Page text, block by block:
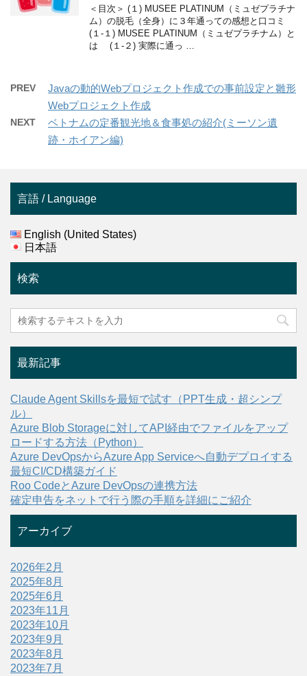
＜目次＞ (１) MUSEE PLATINUM（ミュゼプラチナ
ム）の脱毛（全身）に３年通っての感想と口コミ
(１-１) MUSEE PLATINUM（ミュゼプラチナム）と
は (１-２) 実際に通っ …
PREV
Javaの動的Webプロジェクト作成での事前設定と雛形
Webプロジェクト作成
NEXT
ベトナムの定番観光地＆食事処の紹介(ミーソン遺
跡・ホイアン編)
言語 / Language
English (United States)
日本語
検索
最新記事
Claude Agent Skillsを最短で試す（PPT生成・超シンプ
ル）
Azure Blob Storageに対してAPI経由でファイルをアップ
ロードする方法（Python）
Azure DevOpsからAzure App Serviceへ自動デプロイする
最短CI/CD構築ガイド
Roo CodeとAzure DevOpsの連携方法
確定申告をネットで行う際の手順を詳細にご紹介
アーカイブ
2026年2月
2025年8月
2025年6月
2023年11月
2023年10月
2023年9月
2023年8月
2023年7月